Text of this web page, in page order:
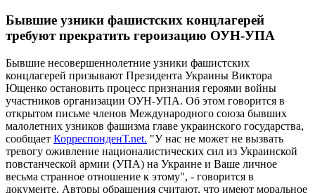
Бывшие узники фашистских концлагерей
требуют прекратить героизацию ОУН-УПА
Бывшие несовершеннолетние узники фашистских
концлагерей призывают Президента Украины Виктора
Ющенко остановить процесс признания героями войны
участников организации ОУН-УПА. Об этом говорится в
открытом письме членов Международного союза бывших
малолетних узников фашизма главе украинского государства,
сообщает КорреспонденТ.net. "У нас не может не вызвать
тревогу оживление националистических сил из Украинской
повстанческой армии (УПА) на Украине и Ваше личное
весьма странное отношение к этому", - говорится в
документе. Авторы обращения считают, что имеют моральное